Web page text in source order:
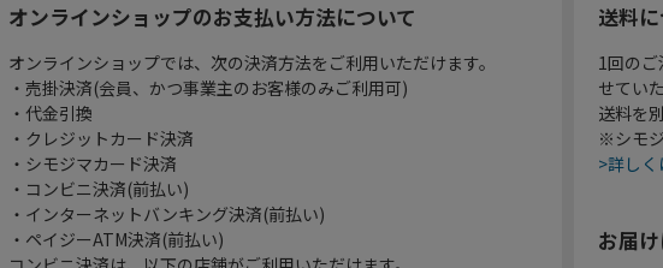
オンラインショップのお支払い方法について
オンラインショップでは、次の決済方法をご利用いただけます。
・売掛決済(会員、かつ事業主のお客様のみご利用可)
・代金引換
・クレジットカード決済
・シモジマカード決済
・コンビニ決済(前払い)
・インターネットバンキング決済(前払い)
・ペイジーATM決済(前払い)
送料
1回の
せてい
送料を
※シモ
>詳し
お届